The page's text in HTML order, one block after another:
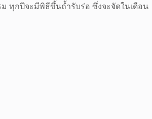
ทุกปีจะมีพิธีขึ้นถ้ำรับร่อ ซึ่งจะจัดในเดือน